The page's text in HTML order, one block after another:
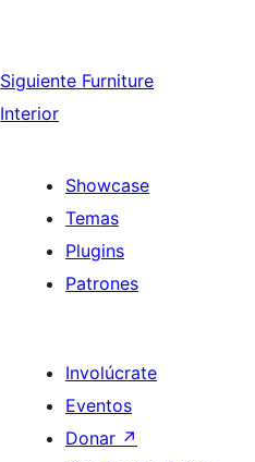
Siguiente Furniture
Interior
Showcase
Temas
Plugins
Patrones
Involúcrate
Eventos
Donar ↗